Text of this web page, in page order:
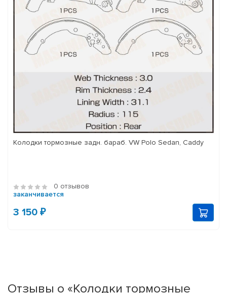
Колодки тормозные задн. бараб. VW Polo Sedan, Caddy
0 отзывов
заканчивается
3 150 ₽
Отзывы о «Колодки тормозные